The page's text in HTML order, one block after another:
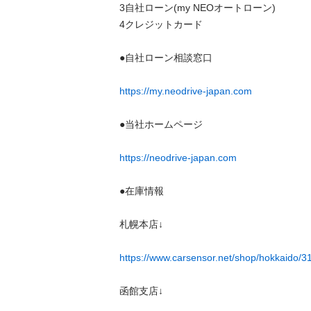
3自社ローン(my NEOオートローン)
4クレジットカード
●自社ローン相談窓口
https://my.neodrive-japan.com
●当社ホームページ
https://neodrive-japan.com
●在庫情報
札幌本店↓
https://www.carsensor.net/shop/hokkaido/
函館支店↓